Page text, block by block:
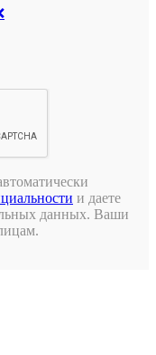
и даете
данных. Ваши